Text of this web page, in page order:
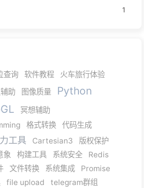
1
查询 软件教程 火车旅行体验
助 图像质量 Python
冥想辅助
格式转换
代码生成
工具 Cartesian3
版权保护
象 构建工具 系统安全
Redis
文件转换 系统集成
Promise
file upload
telegram群组